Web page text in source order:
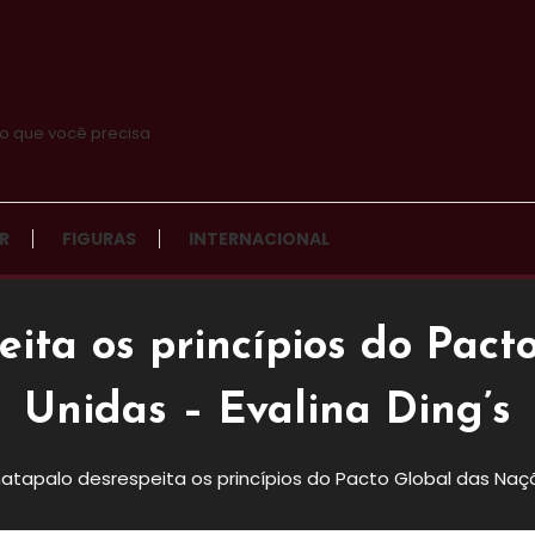
que você precisa
FIGURAS INTERNACIONAL
os princípios do
Unidas – Evalina Ding’s
desrespeita os princípios do Pacto Global das